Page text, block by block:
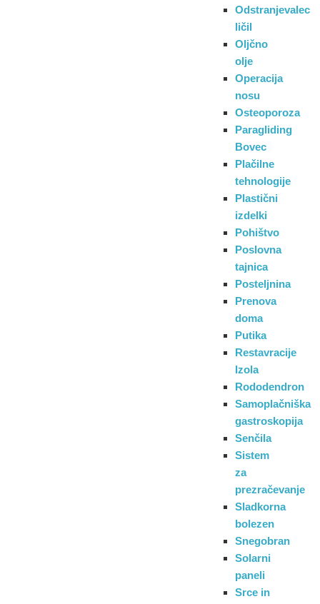
Odstranjevalec
ličil
Oljčno
olje
Operacija
nosu
Osteoporoza
Paragliding
Bovec
Plačilne
tehnologije
Plastični
izdelki
Pohištvo
Poslovna
tajnica
Posteljnina
Prenova
doma
Putika
Restavracije
Izola
Rododendron
Samoplačniška
gastroskopija
Senčila
Sistem
za
prezračevanje
Sladkorna
bolezen
Snegobran
Solarni
paneli
Srce in